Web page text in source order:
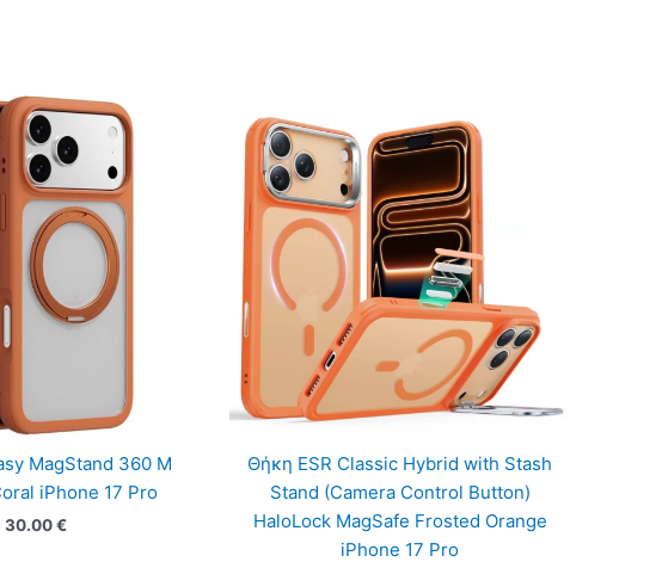
MagStand 360 M
iPhone 17 Pro
30.00€
Θήκη ESR Classic Hybrid with Stash
Stand (Camera Control Button)
HaloLock MagSafe Frosted Orange
iPhone 17 Pro